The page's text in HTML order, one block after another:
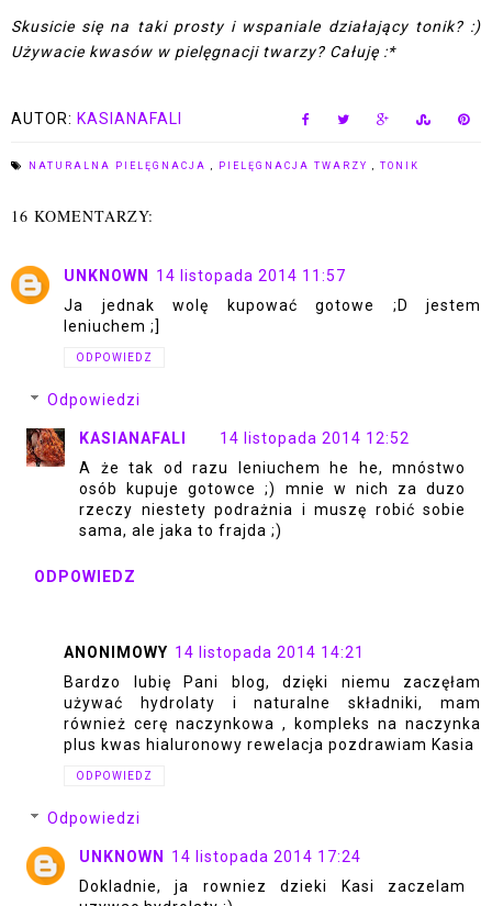
Skusicie się na taki prosty i wspaniale działający tonik? :)
Używacie kwasów w pielęgnacji twarzy? Całuję :*
AUTOR: KASIANAFALI
NATURALNA PIELĘGNACJA PIELĘGNACJA TWARZY TONIK
16 KOMENTARZY:
UNKNOWN
14 listopada 2014 11:57
Ja jednak wolę kupować gotowe ;D jestem
leniuchem ;]
ODPOWIEDZ
Odpowiedzi
KASIANAFALI
14 listopada 2014 12:52
A że tak od razu leniuchem he he, mnóstwo
osób kupuje gotowce ;) mnie w nich za duzo
rzeczy niestety podrażnia i muszę robić sobie
sama, ale jaka to frajda ;)
ODPOWIEDZ
ANONIMOWY 14 listopada 2014 14:21
Bardzo lubię Pani blog, dzięki niemu zaczęłam
używać hydrolaty i naturalne składniki, mam
również cerę naczynkowa , kompleks na naczynka
plus kwas hialuronowy rewelacja pozdrawiam Kasia
ODPOWIEDZ
Odpowiedzi
UNKNOWN
14 listopada 2014 17:24
Dokladnie, ja rowniez dzieki Kasi zaczelam